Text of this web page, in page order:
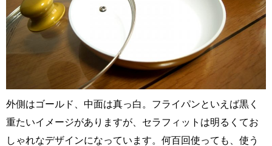
外側はゴールド、中面は真っ白。フライパンといえば黒く
重たいイメージがありますが、セラフィットは明るくてお
しゃれなデザインになっています。何百回使っても、使う